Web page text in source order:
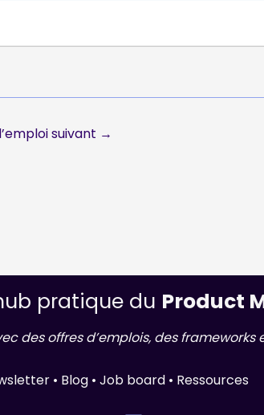
suivant →
pratique du Product
des offres d’emplois, des
• Blog • Job board • Ressources